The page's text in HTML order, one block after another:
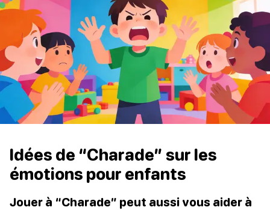
Idées de “Charade” sur les
émotions pour enfants
Jouer à “Charade” peut aussi vous aider à